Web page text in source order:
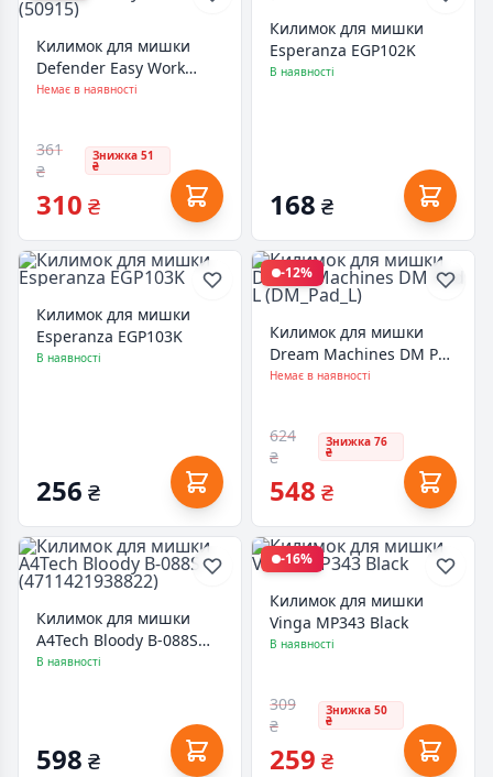
Килимок для мишки
Defender Easy Work
(50915)
Немає в наявності
361
₴
Знижка 51
₴
310 ₴
Килимок для мишки
Esperanza EGP102K
В наявності
168 ₴
Килимок для мишки
Esperanza EGP103K
В наявності
256 ₴
-12%
Килимок для мишки
Dream Machines DM Pad
L (DM_Pad_L)
Немає в наявності
624
₴
Знижка 76
₴
548 ₴
Килимок для мишки
A4Tech Bloody B-088S
(4711421938822)
В наявності
598 ₴
-16%
Килимок для мишки
Vinga MP343 Black
В наявності
309
₴
Знижка 50
₴
259 ₴